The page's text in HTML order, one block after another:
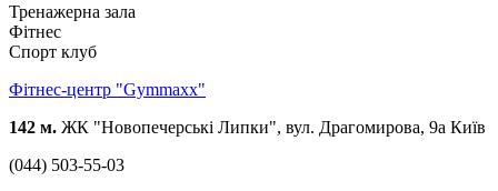
Тренажерна зала
Фітнес
Спорт клуб
Фітнес-центр "Gymmaxx"
142 м. ЖК "Новопечерські Липки", вул. Драгомирова, 9а Київ
(044) 503-55-03